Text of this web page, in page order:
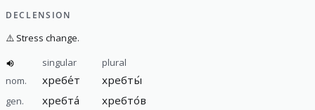
DECLENSION
⚠️ Stress change.
singular
plural
nom.
хребе́т хребты́
gen. хребта́ хребто́в